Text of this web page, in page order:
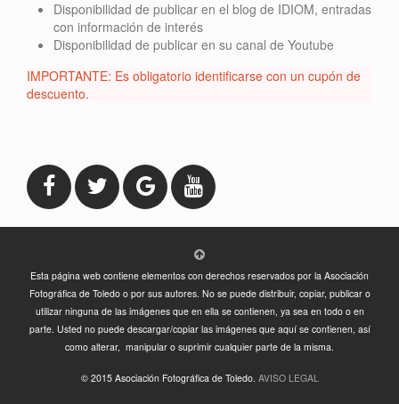
Disponibilidad de publicar en el blog de IDIOM, entradas
con información de interés
Disponibilidad de publicar en su canal de Youtube
IMPORTANTE: Es obligatorio identificarse con un cupón de
descuento.
Esta página web contiene elementos con derechos reservados por la Asociación
Fotográfica de Toledo o por sus autores. No se puede distribuir, copiar, publicar o
utilizar ninguna de las imágenes que en ella se contienen, ya sea en todo o en
parte. Usted no puede descargar/copiar las imágenes que aquí se contienen, así
como alterar, manipular o suprimir cualquier parte de la misma.
© 2015 Asociación Fotográfica de Toledo. AVISO LEGAL